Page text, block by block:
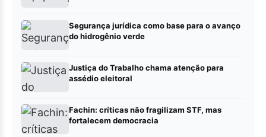
Segurança jurídica como base para o avanço
do hidrogênio verde
Justiça do Trabalho chama atenção para
assédio eleitoral
Fachin: críticas não fragilizam STF, mas
fortalecem democracia